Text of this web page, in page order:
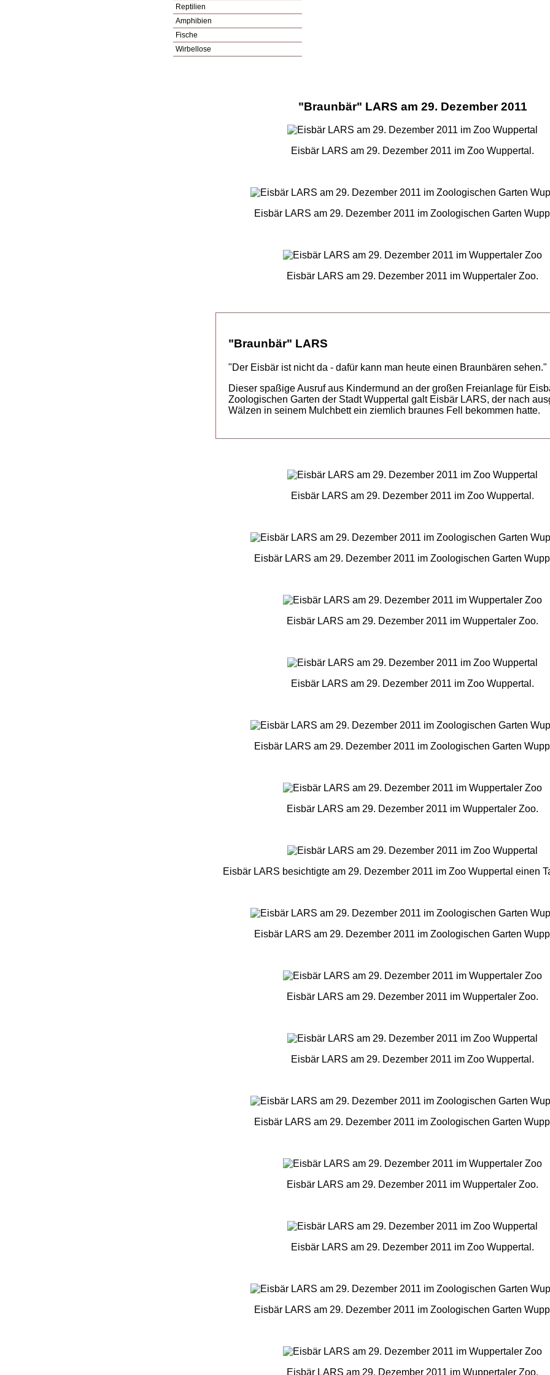
Reptilien
Amphibien
Fische
Wirbellose
"Braunbär" LARS am 29. Dezember 2011
Eisbär LARS am 29. Dezember 2011 im Zoo Wuppertal.
Eisbär LARS am 29. Dezember 2011 im Zoologischen Garten
Eisbär LARS am 29. Dezember 2011 im Wuppertaler Zoo.
"Braunbär" LARS
"Der Eisbär ist nicht da - dafür kann man heute einen Braunbären sehen."
Dieser spaßige Ausruf aus Kindermund an der großen Freianlage für
Zoologischen Garten der Stadt Wuppertal galt Eisbär LARS, der nach
Wälzen in seinem Mulchbett ein ziemlich braunes Fell bekommen hatte.
Eisbär LARS am 29. Dezember 2011 im Zoo Wuppertal.
Eisbär LARS am 29. Dezember 2011 im Zoologischen Garten
Eisbär LARS am 29. Dezember 2011 im Wuppertaler Zoo.
Eisbär LARS am 29. Dezember 2011 im Zoo Wuppertal.
Eisbär LARS am 29. Dezember 2011 im Zoologischen Garten
Eisbär LARS am 29. Dezember 2011 im Wuppertaler Zoo.
Eisbär LARS besichtigte am 29. Dezember 2011 im Zoo Wuppertal einen
Eisbär LARS am 29. Dezember 2011 im Zoologischen Garten
Eisbär LARS am 29. Dezember 2011 im Wuppertaler Zoo.
Eisbär LARS am 29. Dezember 2011 im Zoo Wuppertal.
Eisbär LARS am 29. Dezember 2011 im Zoologischen Garten
Eisbär LARS am 29. Dezember 2011 im Wuppertaler Zoo.
Eisbär LARS am 29. Dezember 2011 im Zoo Wuppertal.
Eisbär LARS am 29. Dezember 2011 im Zoologischen Garten
Eisbär LARS am 29. Dezember 2011 im Wuppertaler Zoo.